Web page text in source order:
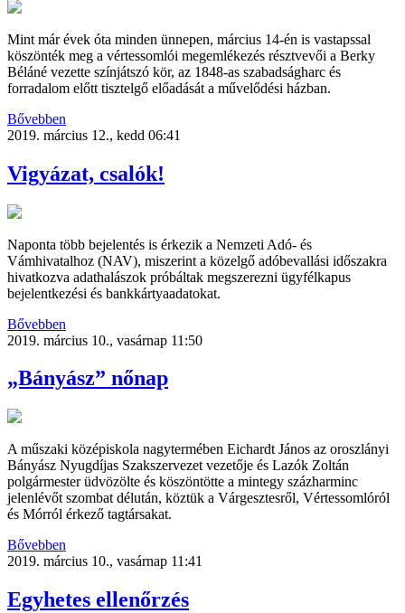
Mint már évek óta minden ünnepen, március 14-én is vastapssal
köszönték meg a vértessomlói megemlékezés résztvevői a Berky
Béláné vezette színjátszó kör, az 1848-as szabadságharc és
forradalom előtt tisztelgő előadását a művelődési házban.
Bővebben
2019. március 12., kedd 06:41
Vigyázat, csalók!
Naponta több bejelentés is érkezik a Nemzeti Adó- és
Vámhivatalhoz (NAV), miszerint a közelgő adóbevallási időszakra
hivatkozva adathalászok próbáltak megszerezni ügyfélkapus
bejelentkezési és bankkártyaadatokat.
Bővebben
2019. március 10., vasárnap 11:50
„Bányász” nőnap
A műszaki középiskola nagytermében Eichardt János az oroszlányi
Bányász Nyugdíjas Szakszervezet vezetője és Lazók Zoltán
polgármester üdvözölte és köszöntötte a mintegy százharminc
jelenlévőt szombat délután, köztük a Várgesztesről, Vértessomlóról
és Mórról érkező tagtársakat.
Bővebben
2019. március 10., vasárnap 11:41
Egyhetes ellenőrzés